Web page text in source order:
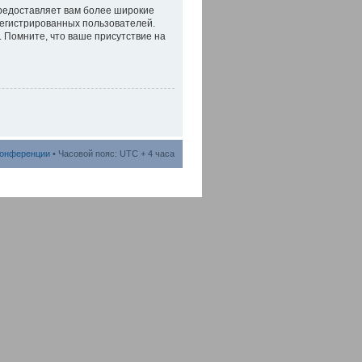
вам более широкие
пользователей.
что ваше присутствие на
• Часовой пояс: UTC + 4 часа